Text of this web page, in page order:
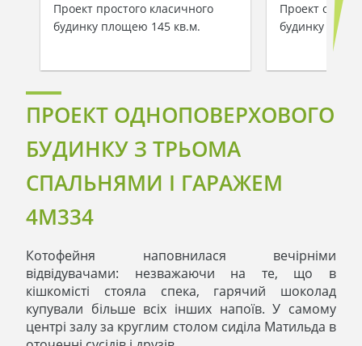
Проект простого класичного
будинку площею 145 кв.м.
Проект
будинку з
ПРОЕКТ ОДНОПОВЕРХОВОГО
БУДИНКУ З ТРЬОМА
СПАЛЬНЯМИ І ГАРАЖЕМ
4M334
Котофейня наповнилася вечірніми
відвідувачами: незважаючи на те, що в
кішкомісті стояла спека, гарячий шоколад
купували більше всіх інших напоїв. У самому
центрі залу за круглим столом сиділа Матильда в